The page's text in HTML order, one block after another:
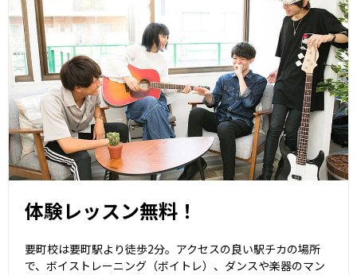
体験レッスン無料！
要町校は要町駅より徒歩2分。アクセスの良い駅チカの場所
で、ボイストレーニング（ボイトレ）、ダンスや楽器のマン